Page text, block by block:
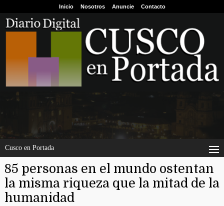
Inicio Nosotros Anuncie Contacto
Cusco en Portada
85 personas en el mundo ostentan
la misma riqueza que la mitad de la
humanidad